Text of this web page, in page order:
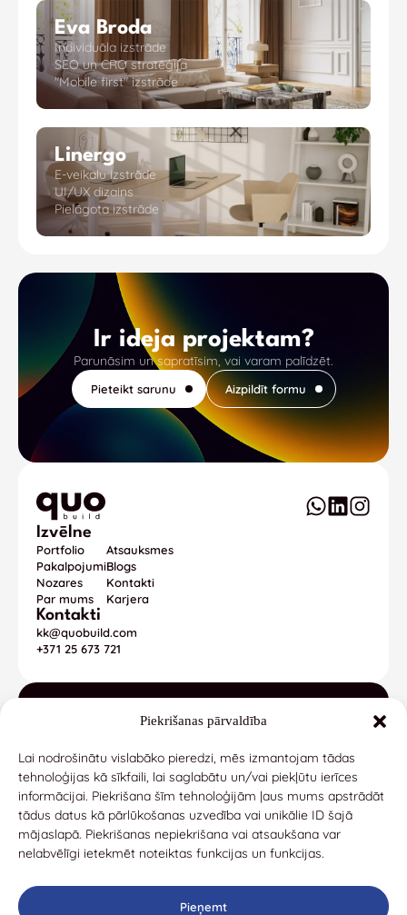
Piekrišanas pārvaldība
Lai nodrošinātu vislabāko pieredzi, mēs izmantojam tādas
tehnoloģijas kā sīkfaili, lai saglabātu un/vai piekļūtu ierīces
informācijai. Piekrišana šīm tehnoloģijām ļaus mums apstrādāt
tādus datus kā pārlūkošanas uzvedība vai unikālie ID šajā
mājaslapā. Piekrišanas nepiekrišana vai atsaukšana var
nelabvēlīgi ietekmēt noteiktas funkcijas un funkcijas.
Pieņemt
Eva Broda
Individuāla izstrāde
SEO un CRO stratēģija
"Mobile first" izstrāde
Linergo
E-veikalu izstrāde
UI/UX dizains
Pielāgota izstrāde
Ir ideja projektam?
Parunāsim un sapratīsim, vai varam palīdzēt.
Pieteikt sarunu Aizpildīt formu
Izvēlne
Portfolio
Pakalpojumi
Nozares
Par mums
Atsauksmes
Blogs
Kontakti
Karjera
Kontakti
kk@quobuild.com
+371 25 673 721
Mēs izmantojam pārbaudītas tehnoloģijas, kas palīdz nodrošināt
ātrumu, elastību un izmērāmu izaugsmi.
©2026 quo build Ltd. Konfidencialitātes politika